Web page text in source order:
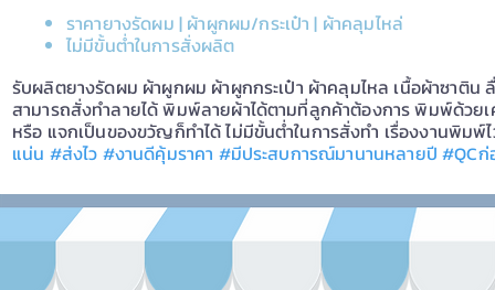
ราคายางรัดผม | ผ้าผูกผม/กระเป๋า | ผ้าคลุมไหล่
ไม่มีขั้นต่ำในการสั่งผลิต
รับผลิตยางรัดผม ผ้าผูกผม ผ้าผูกกระเป๋า ผ้าคลุมไหล เนื้อผ้าซาติน
สามารถสั่งทำลายได้ พิมพ์ลายผ้าได้ตามที่ลูกค้าต้องการ พิมพ์ด้ว
หรือ แจกเป็นของขวัญก็ทำได้ ไม่มีขั้นต่ำในการสั่งทำ เรื่องงานพิ
แน่น #ส่งไว #งานดีคุ้มราคา #มีประสบการณ์มานานหลายปี #QC